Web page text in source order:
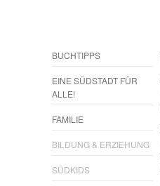
BUCHTIPPS
EINE SÜDSTADT FÜR
ALLE!
FAMILIE
BILDUNG & ERZIEHUNG
SÜDKIDS